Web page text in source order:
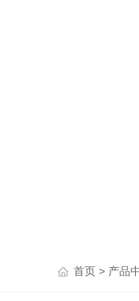
首页> 产品